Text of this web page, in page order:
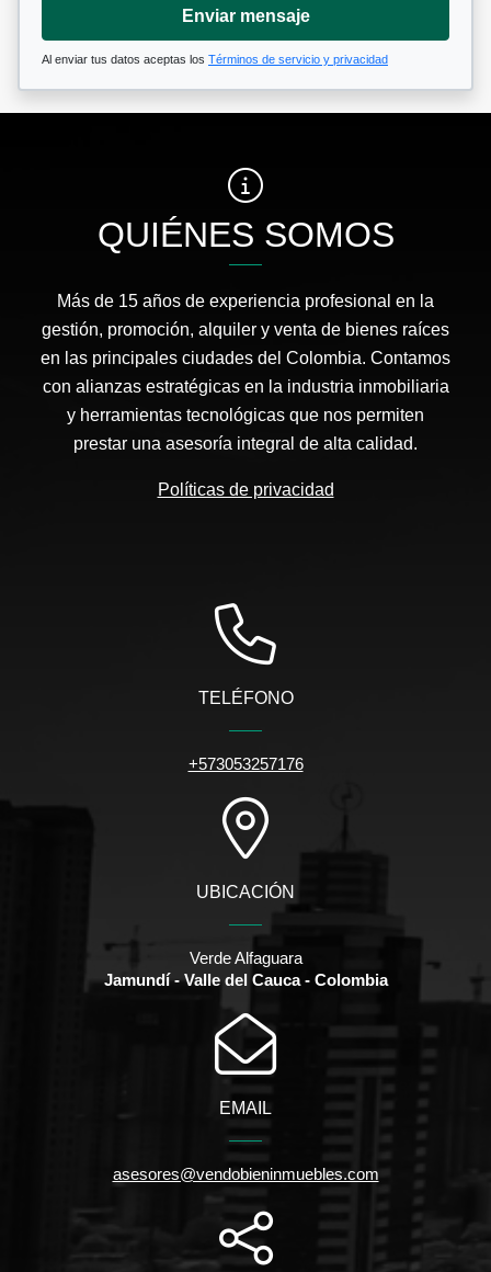
Enviar mensaje
Al enviar tus datos aceptas los Términos de servicio y privacidad
QUIÉNES SOMOS
Más de 15 años de experiencia profesional en la
gestión, promoción, alquiler y venta de bienes raíces
en las principales ciudades del Colombia. Contamos
con alianzas estratégicas en la industria inmobiliaria
y herramientas tecnológicas que nos permiten
prestar una asesoría integral de alta calidad.
Políticas de privacidad
TELÉFONO
+573053257176
UBICACIÓN
Verde Alfaguara
Jamundí - Valle del Cauca - Colombia
EMAIL
asesores@vendobieninmuebles.com